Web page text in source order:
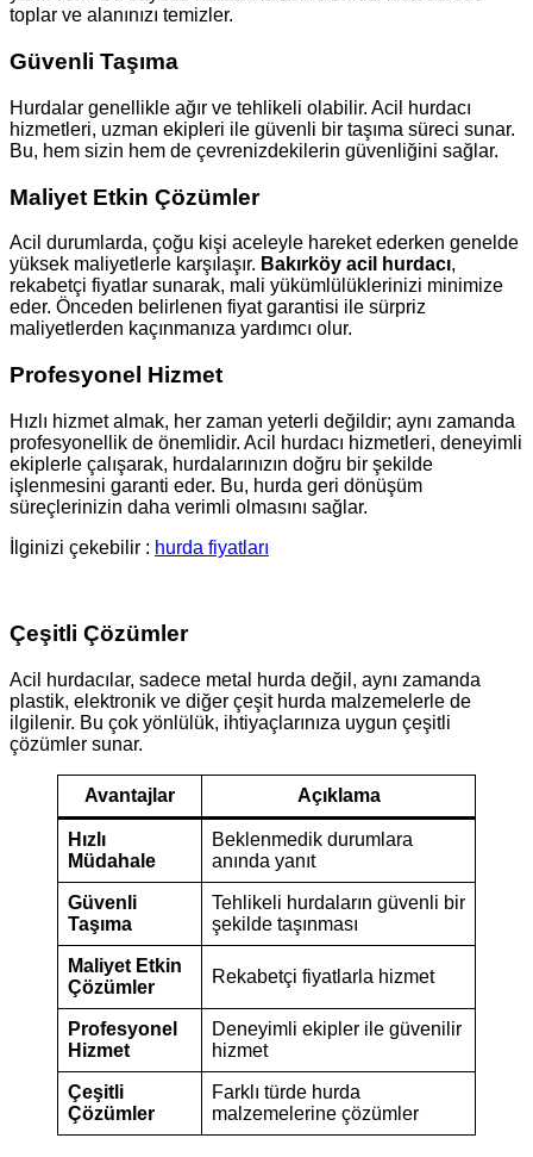
toplar ve alanınızı temizler.
Güvenli Taşıma
Hurdalar genellikle ağır ve tehlikeli olabilir. Acil hurdacı
hizmetleri, uzman ekipleri ile güvenli bir taşıma süreci sunar.
Bu, hem sizin hem de çevrenizdekilerin güvenliğini sağlar.
Maliyet Etkin Çözümler
Acil durumlarda, çoğu kişi aceleyle hareket ederken genelde
yüksek maliyetlerle karşılaşır. Bakırköy acil hurdacı,
rekabetçi fiyatlar sunarak, mali yükümlülüklerinizi minimize
eder. Önceden belirlenen fiyat garantisi ile sürpriz
maliyetlerden kaçınmanıza yardımcı olur.
Profesyonel Hizmet
Hızlı hizmet almak, her zaman yeterli değildir; aynı zamanda
profesyonellik de önemlidir. Acil hurdacı hizmetleri, deneyimli
ekiplerle çalışarak, hurdalarınızın doğru bir şekilde
işlenmesini garanti eder. Bu, hurda geri dönüşüm
süreçlerinizin daha verimli olmasını sağlar.
İlginizi çekebilir : hurda fiyatları
Çeşitli Çözümler
Acil hurdacılar, sadece metal hurda değil, aynı zamanda
plastik, elektronik ve diğer çeşit hurda malzemelerle de
ilgilenir. Bu çok yönlülük, ihtiyaçlarınıza uygun çeşitli
çözümler sunar.
Avantajlar Açıklama
Hızlı
Müdahale
Beklenmedik durumlara
anında yanıt
Güvenli
Taşıma
Tehlikeli hurdaların güvenli bir
şekilde taşınması
Maliyet Etkin
Çözümler
Rekabetçi fiyatlarla hizmet
Profesyonel
Hizmet
Deneyimli ekipler ile güvenilir
hizmet
Çeşitli
Çözümler
Farklı türde hurda
malzemelerine çözümler